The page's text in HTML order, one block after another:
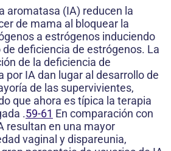
aromatasa (IA) reducen la
de mama al bloquear la
a estrógenos induciendo
deficiencia de estrógenos. La
de la deficiencia de
por IA dan lugar al desarrollo de
de las supervivientes,
que ahora es típica la terapia
.59-61 En comparación con
resultan en una mayor
vaginal y dispareunia,